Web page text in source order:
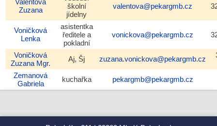
Valentová
Zuzana
školní
jídelny
valentova@pekargmb.cz
Voničková
Lenka
asistentka
ředitele a
pokladní
vonickova@pekargmb.cz
Voničková
Zuzana Mgr.
Aj, Šj zuzana.vonickova@pekargmb.cz
Zemanová
Gabriela
kuchařka pekargmb@pekargmb.cz